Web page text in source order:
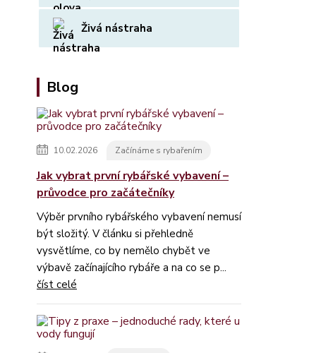
Živá nástraha
Blog
10.02.2026 Začínáme s rybařením
Jak vybrat první rybářské vybavení –
průvodce pro začátečníky
Výběr prvního rybářského vybavení nemusí
být složitý. V článku si přehledně
vysvětlíme, co by nemělo chybět ve
výbavě začínajícího rybáře a na co se p...
číst celé